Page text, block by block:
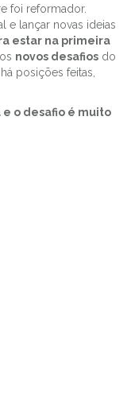
foi reformador.
e lançar novas ideias
estar na primeira
novos desafios do
posições feitas,
e o desafio é muito